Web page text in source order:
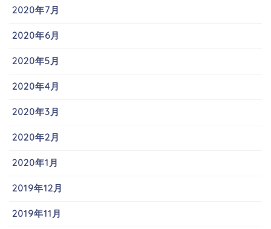
2020年7月
2020年6月
2020年5月
2020年4月
2020年3月
2020年2月
2020年1月
2019年12月
2019年11月